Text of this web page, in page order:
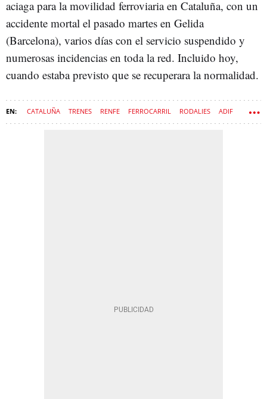
aciaga para la movilidad ferroviaria en Cataluña, con un
accidente mortal el pasado martes en Gelida
(Barcelona), varios días con el servicio suspendido y
numerosas incidencias en toda la red. Incluido hoy,
cuando estaba previsto que se recuperara la normalidad.
CATALUÑA TRENES RENFE FERROCARRIL RODALIES ADIF